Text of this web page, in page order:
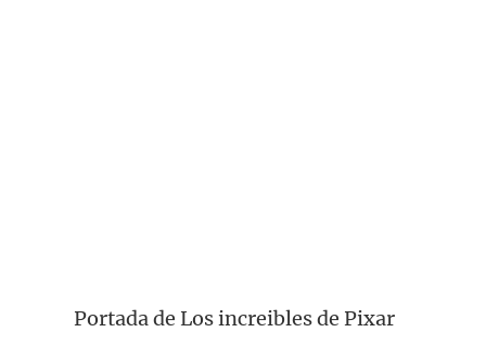
Portada de Los increibles de Pixar